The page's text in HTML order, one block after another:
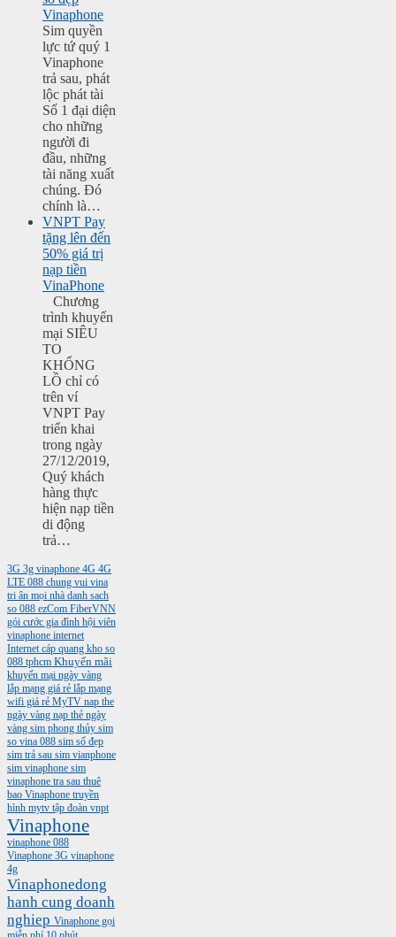
Vinaphone
Sim quyền
lực tứ quý 1
Vinaphone
trả sau, phát
lộc phát tài
Số 1 đại diện
cho những
người đi
đầu, những
tài năng xuất
chúng. Đó
chính là…
VNPT Pay
tặng lên đến
50% giá trị
nạp tiền
VinaPhone
Chương
trình khuyến
mại SIÊU
TO
KHỔNG
LỒ chỉ có
trên ví
VNPT Pay
triển khai
trong ngày
27/12/2019,
Quý khách
hàng thực
hiện nạp tiền
di động
trả…
3G 3g vinaphone 4G 4G
LTE 088 chung vui vina
tri ân mọi nhà danh sach
so 088 ezCom FiberVNN
gói cước gia đình hội viên
vinaphone internet
Internet cáp quang kho so
088 tphcm Khuyến mãi
khuyến mại ngày vàng
lắp mạng giá rẻ lắp mạng
wifi giá rẻ MyTV nap the
ngày vàng nạp thẻ ngày
vàng sim phong thủy sim
so vina 088 sim số đẹp
sim trả sau sim vianphone
sim vinaphone sim
vinaphone tra sau thuê
bao Vinaphone truyền
hình mytv tập đoàn vnpt
Vinaphone
vinaphone 088
Vinaphone 3G vinaphone
4g
Vinaphonedong
hanh cung doanh
nghiep Vinaphone gọi